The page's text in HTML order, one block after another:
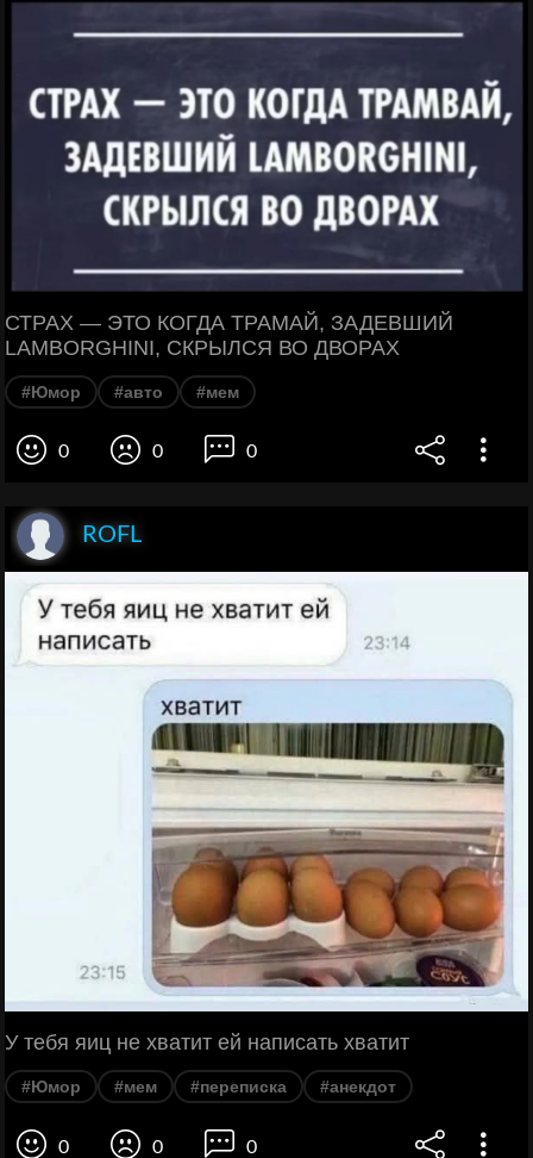
СТРАХ — ЭТО КОГДА ТРАМАЙ, ЗАДЕВШИЙ
LAMBORGHINI, СКРЫЛСЯ ВО ДВОРАХ
#Юмор #авто #мем
0 0 0
ROFL
У тебя яиц не хватит ей написать хватит
#Юмор #мем #переписка #анекдот
0 0 0